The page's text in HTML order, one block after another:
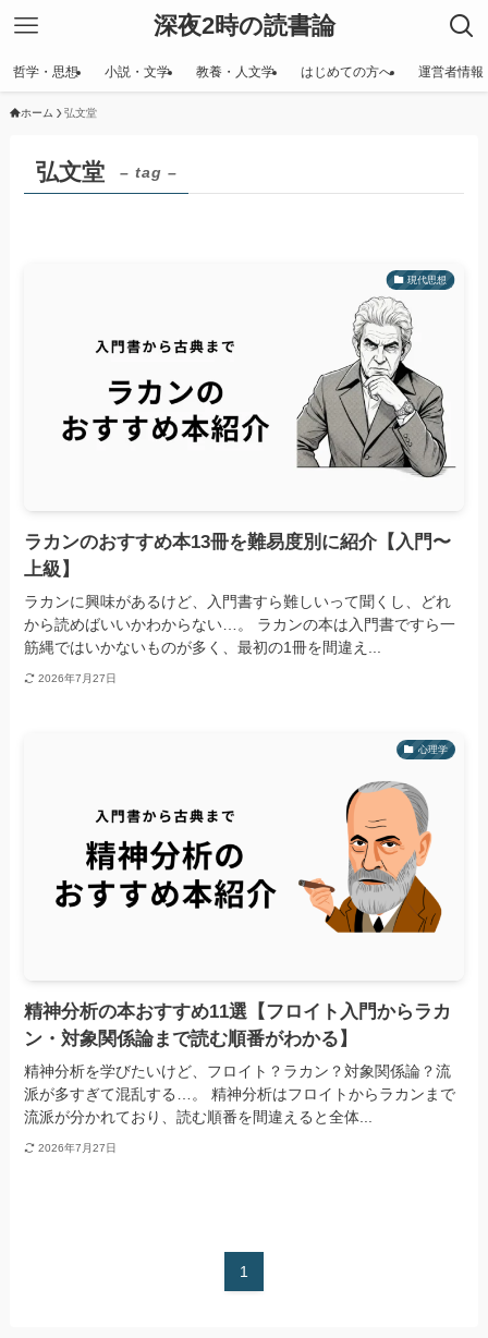
深夜2時の読書論
哲学・思想 小説・文学 教養・人文学 はじめての方へ 運営者情報
ホーム 弘文堂
弘文堂 – tag –
現代思想
ラカンのおすすめ本13冊を難易度別に紹介【入門〜
上級】
ラカンに興味があるけど、入門書すら難しいって聞くし、どれ
から読めばいいかわからない…。 ラカンの本は入門書ですら一
筋縄ではいかないものが多く、最初の1冊を間違え...
2026年7月27日
心理学
精神分析の本おすすめ11選【フロイト入門からラカ
ン・対象関係論まで読む順番がわかる】
精神分析を学びたいけど、フロイト？ラカン？対象関係論？流
派が多すぎて混乱する…。 精神分析はフロイトからラカンまで
流派が分かれており、読む順番を間違えると全体...
2026年7月27日
1